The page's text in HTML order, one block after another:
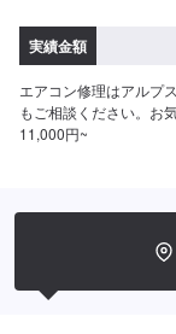
実績金額
エアコン修理はアルプ
もご相談ください。お
11,000円~